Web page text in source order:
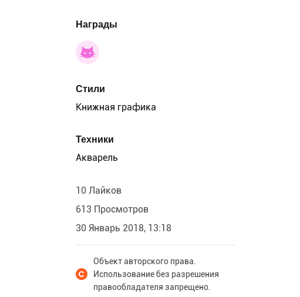
Награды
Стили
Книжная графика
Техники
Акварель
10 Лайков
613 Просмотров
30 Январь 2018, 13:18
Объект авторского права.
Использование без разрешения
правообладателя запрещено.